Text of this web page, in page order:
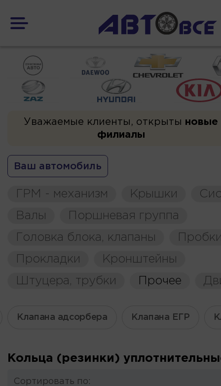
Уважаемые клиенты, открыты новые
филиалы
Ваш автомобиль
ГРМ - механизм Крышки
Валы
Поршневая группа
Головка блока, клапаны
Прокладки
Кронштейны
Штуцера, трубки
Прочее
Клапана адсорбера Клапана ЕГР
Кольца (резинки)
Сортировать по: